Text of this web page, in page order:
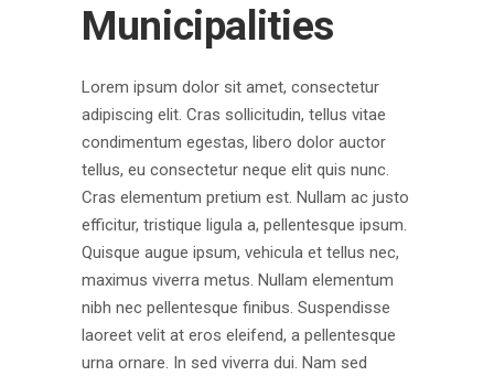
Municipalities
Lorem ipsum dolor sit amet, consectetur
adipiscing elit. Cras sollicitudin, tellus vitae
condimentum egestas, libero dolor auctor
tellus, eu consectetur neque elit quis nunc.
Cras elementum pretium est. Nullam ac justo
efficitur, tristique ligula a, pellentesque ipsum.
Quisque augue ipsum, vehicula et tellus nec,
maximus viverra metus. Nullam elementum
nibh nec pellentesque finibus. Suspendisse
laoreet velit at eros eleifend, a pellentesque
urna ornare. In sed viverra dui. Nam sed